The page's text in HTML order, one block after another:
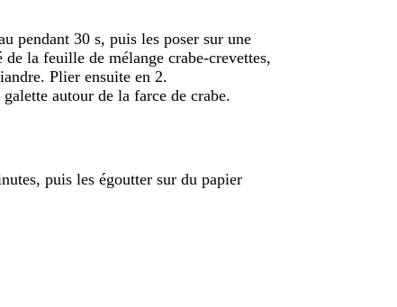
pendant 30 s, puis les poser sur une
la feuille de mélange crabe-crevettes,
Plier ensuite en 2.
autour de la farce de crabe.
puis les égoutter sur du papier